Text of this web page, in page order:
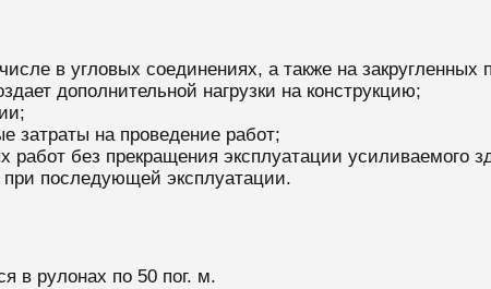
в угловых соединениях, а также на закругленных
дополнительной нагрузки на конструкцию;
затраты на проведение работ;
работ без прекращения эксплуатации усиливаемого
последующей эксплуатации.
в рулонах по 50 пог. м.